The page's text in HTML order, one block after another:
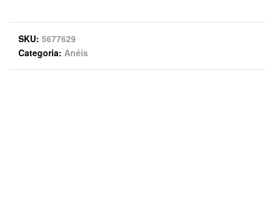
SKU 5677629
Categoria Anéis